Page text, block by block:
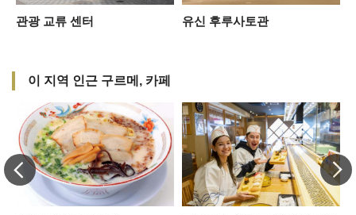
관광 교류 센터 유신 후루사토관
이 지역 인근 구르메, 카페